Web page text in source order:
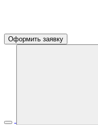
Оформить заявку